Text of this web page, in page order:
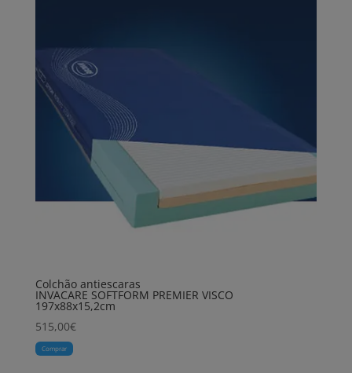
Colchão antiescaras
INVACARE SOFTFORM PREMIER VISCO
197x88x15,2cm
515,00€
Comprar